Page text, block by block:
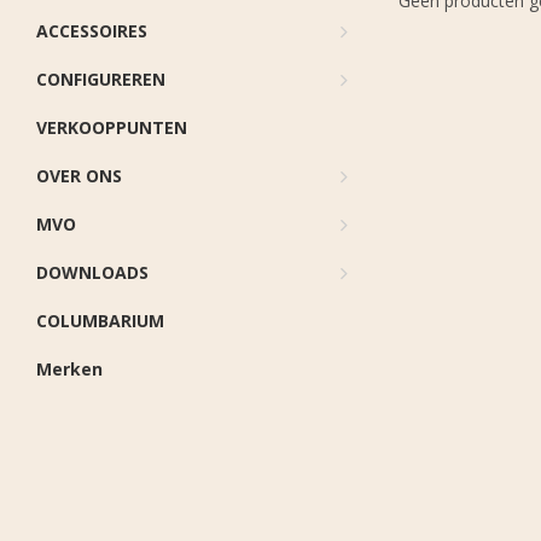
ACCESSOIRES
CONFIGUREREN
VERKOOPPUNTEN
OVER ONS
MVO
DOWNLOADS
COLUMBARIUM
Merken